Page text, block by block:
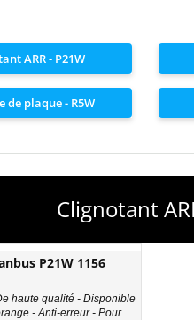
ARR - P21W
de plaque - R5W
Clignotant
P21W 1156
haute qualité - Disponible
- Anti-erreur - Pour